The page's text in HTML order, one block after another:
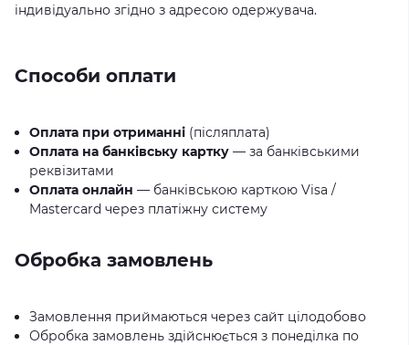
індивідуально згідно з адресою одержувача.
Способи оплати
Оплата при отриманні (післяплата)
Оплата на банківську картку — за банківськими
реквізитами
Оплата онлайн — банківською карткою Visa /
Mastercard через платіжну систему
Обробка замовлень
Замовлення приймаються через сайт цілодобово
Обробка замовлень здійснюється з понеділка по